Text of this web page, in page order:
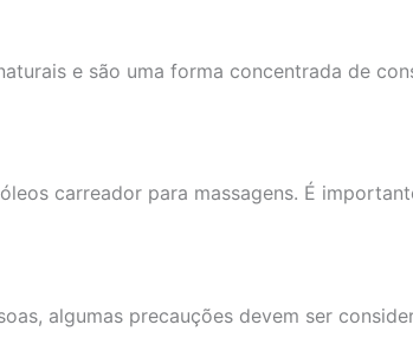
e são uma forma concentrada de
carreador para massagens. É
algumas precauções devem ser